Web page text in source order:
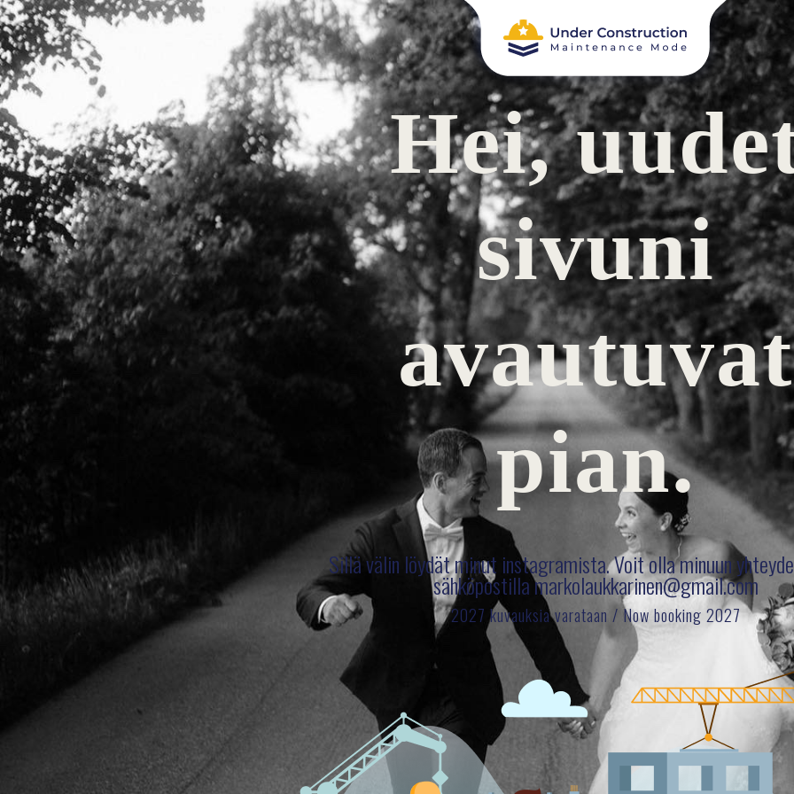
Hei,
sivuni
avautuvat
pian.
Sillä välin löydät minut instagramista. Voit olla minuun
sähköpostilla markolaukkarinen@gmail.com
2027 kuvauksia varataan / Now booking 2027